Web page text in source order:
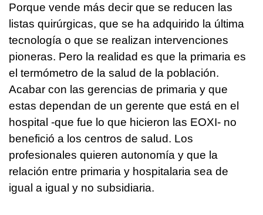
Porque vende más decir que se reducen las
listas quirúrgicas, que se ha adquirido la última
tecnología o que se realizan intervenciones
pioneras. Pero la realidad es que la primaria es
el termómetro de la salud de la población.
Acabar con las gerencias de primaria y que
estas dependan de un gerente que está en el
hospital -que fue lo que hicieron las EOXI- no
benefició a los centros de salud. Los
profesionales quieren autonomía y que la
relación entre primaria y hospitalaria sea de
igual a igual y no subsidiaria.